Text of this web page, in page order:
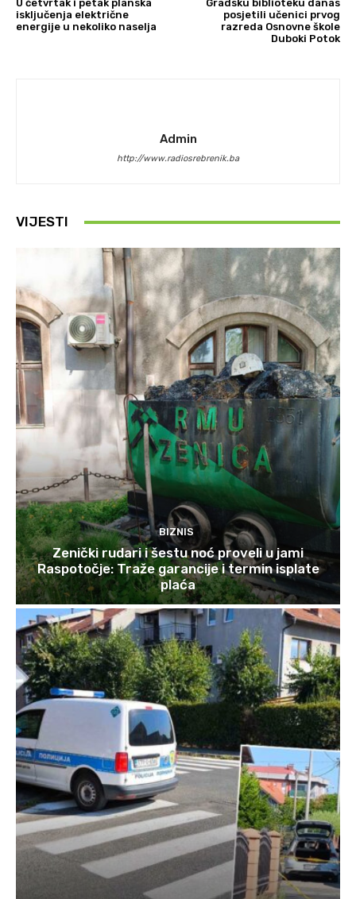
U četvrtak i petak planska
isključenja električne
energije u nekoliko naselja
Gradsku biblioteku danas
posjetili učenici prvog
razreda Osnovne škole
Duboki Potok
Admin
http://www.radiosrebrenik.ba
VIJESTI
BIZNIS
Zenički rudari i šestu noć proveli u jami
Raspotočje: Traže garancije i termin isplate
plaća